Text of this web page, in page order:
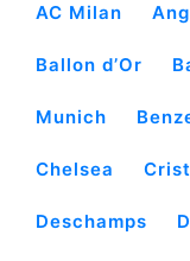
AC Milan
Ballon d’Or
Munich
Chelsea
Deschamps